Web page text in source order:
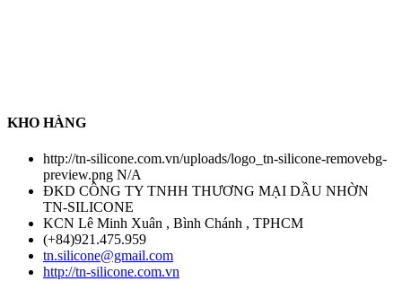
KHO HÀNG
http://tn-silicone.com.vn/uploads/logo_tn-silicone-removebg-
preview.png N/A
ĐKD CÔNG TY TNHH THƯƠNG MẠI DẦU NHỜN
TN-SILICONE
KCN Lê Minh Xuân , Bình Chánh , TPHCM
(+84)921.475.959
tn.silicone@gmail.com
http://tn-silicone.com.vn